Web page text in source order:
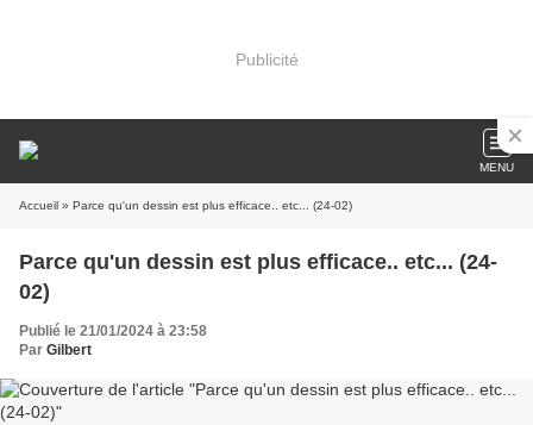
Publicité
MENU
Accueil » Parce qu'un dessin est plus efficace.. etc... (24-02)
Parce qu'un dessin est plus efficace.. etc... (24-
02)
Publié le 21/01/2024 à 23:58
Par Gilbert